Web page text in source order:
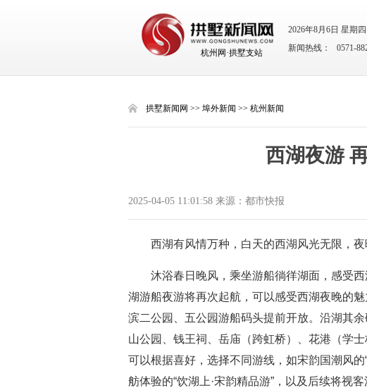
杭州网·拱墅支站
2026年8月6日 星期四
新闻热线： 0571-
拱墅新闻网 >> 埠外新闻 >> 杭州新闻
西湖夜游
2025-04-05 11:01:58 来源：都市快报
西湖有风情万种，白天的西湖风光无限，夜
沐浴春日晚风，乘坐游船徜徉湖面，感受
湖游船夜游将再次起航，可以感受西湖夜晚的
滨二公园、五公园游船码头提前开放。沿湖其
山公园、钱王祠、岳庙（跨虹桥）、花港（学
可以根据喜好，选择不同游线，如宋韵国潮风的
舫体验的“饮湖上·宋韵精品游”，以及后续将视